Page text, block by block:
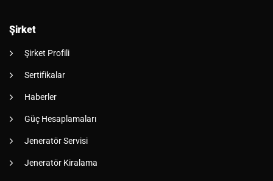
Şirket
Şirket Profili
Sertifikalar
Haberler
Güç Hesaplamaları
Jeneratör Servisi
Jeneratör Kiralama